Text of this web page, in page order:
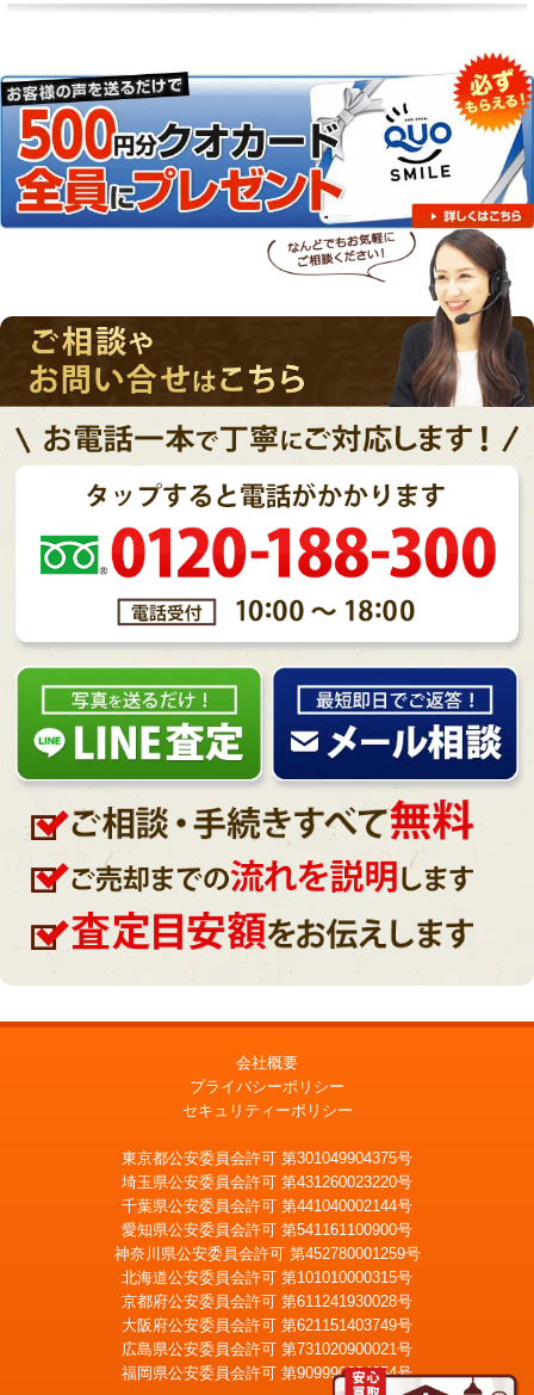
会社概要
プライバシーポリシー
セキュリティーポリシー
東京都公安委員会許可 第301049904375号
埼玉県公安委員会許可 第431260023220号
千葉県公安委員会許可 第441040002144号
愛知県公安委員会許可 第541161100900号
神奈川県公安委員会許可 第452780001259号
北海道公安委員会許可 第101010000315号
京都府公安委員会許可 第611241930028号
大阪府公安委員会許可 第621151403749号
広島県公安委員会許可 第731020900021号
福岡県公安委員会許可 第909990034054号